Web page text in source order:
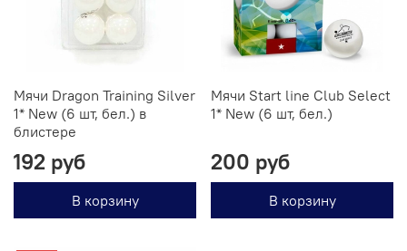
Мячи Dragon Training Silver
1* New (6 шт, бел.) в
блистере
192 руб
В корзину
Мячи Start line Club Select
1* New (6 шт, бел.)
200 руб
В корзину